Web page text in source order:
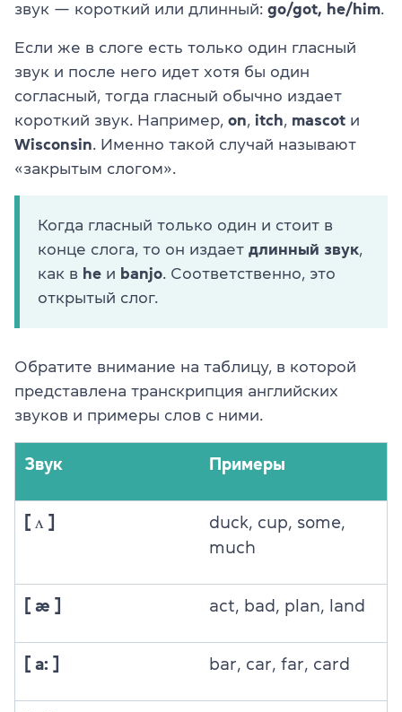
звук — короткий или длинный: go/got, he/him.
Если же в слоге есть только один гласный
звук и после него идет хотя бы один
согласный, тогда гласный обычно издает
короткий звук. Например, on, itch, mascot и
Wisconsin. Именно такой случай называют
«закрытым слогом».
Когда гласный только один и стоит в
конце слога, то он издает длинный звук,
как в he и banjo. Соответственно, это
открытый слог.
Обратите внимание на таблицу, в которой
представлена транскрипция английских
звуков и примеры слов с ними.
Звук Примеры
[ ʌ ]
duck, cup, some,
much
[ æ ] act, bad, plan, land
[ a: ] bar, car, far, card